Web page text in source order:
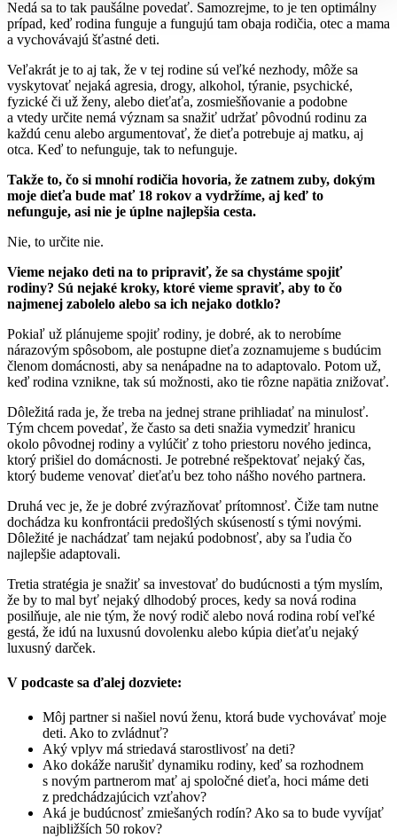
Nedá sa to tak paušálne povedať. Samozrejme, to je ten optimálny
prípad, keď rodina funguje a fungujú tam obaja rodičia, otec a mama
a vychovávajú šťastné deti.
Veľakrát je to aj tak, že v tej rodine sú veľké nezhody, môže sa
vyskytovať nejaká agresia, drogy, alkohol, týranie, psychické,
fyzické či už ženy, alebo dieťaťa, zosmiešňovanie a podobne
a vtedy určite nemá význam sa snažiť udržať pôvodnú rodinu za
každú cenu alebo argumentovať, že dieťa potrebuje aj matku, aj
otca. Keď to nefunguje, tak to nefunguje.
Takže to, čo si mnohí rodičia hovoria, že zatnem zuby, dokým
moje dieťa bude mať 18 rokov a vydržíme, aj keď to
nefunguje, asi nie je úplne najlepšia cesta.
Nie, to určite nie.
Vieme nejako deti na to pripraviť, že sa chystáme spojiť
rodiny? Sú nejaké kroky, ktoré vieme spraviť, aby to čo
najmenej zabolelo alebo sa ich nejako dotklo?
Pokiaľ už plánujeme spojiť rodiny, je dobré, ak to nerobíme
nárazovým spôsobom, ale postupne dieťa zoznamujeme s budúcim
členom domácnosti, aby sa nenápadne na to adaptovalo. Potom už,
keď rodina vznikne, tak sú možnosti, ako tie rôzne napätia znižovať.
Dôležitá rada je, že treba na jednej strane prihliadať na minulosť.
Tým chcem povedať, že často sa deti snažia vymedziť hranicu
okolo pôvodnej rodiny a vylúčiť z toho priestoru nového jedinca,
ktorý prišiel do domácnosti. Je potrebné rešpektovať nejaký čas,
ktorý budeme venovať dieťaťu bez toho nášho nového partnera.
Druhá vec je, že je dobré zvýrazňovať prítomnosť. Čiže tam nutne
dochádza ku konfrontácii predošlých skúseností s tými novými.
Dôležité je nachádzať tam nejakú podobnosť, aby sa ľudia čo
najlepšie adaptovali.
Tretia stratégia je snažiť sa investovať do budúcnosti a tým myslím,
že by to mal byť nejaký dlhodobý proces, kedy sa nová rodina
posilňuje, ale nie tým, že nový rodič alebo nová rodina robí veľké
gestá, že idú na luxusnú dovolenku alebo kúpia dieťaťu nejaký
luxusný darček.
V podcaste sa ďalej dozviete:
Môj partner si našiel novú ženu, ktorá bude vychovávať moje
deti. Ako to zvládnuť?
Aký vplyv má striedavá starostlivosť na deti?
Ako dokáže narušiť dynamiku rodiny, keď sa rozhodnem
s novým partnerom mať aj spoločné dieťa, hoci máme deti
z predchádzajúcich vzťahov?
Aká je budúcnosť zmiešaných rodín? Ako sa to bude vyvíjať
najbližších 50 rokov?